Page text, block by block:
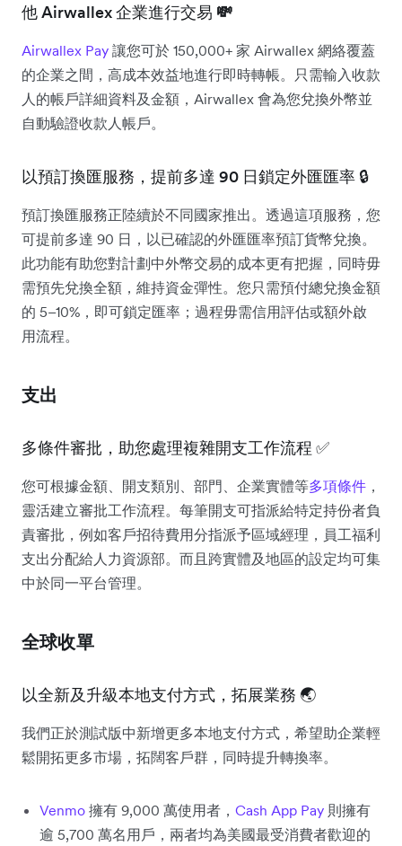
他 Airwallex 企業進行交易 💸
Airwallex Pay 讓您可於 150,000+ 家 Airwallex 網絡覆蓋
的企業之間，高成本效益地進行即時轉帳。只需輸入收款
人的帳戶詳細資料及金額，Airwallex 會為您兌換外幣並
自動驗證收款人帳戶。
以預訂換匯服務，提前多達 90 日鎖定外匯匯率 🔒
預訂換匯服務正陸續於不同國家推出。透過這項服務，您
可提前多達 90 日，以已確認的外匯匯率預訂貨幣兌換。
此功能有助您對計劃中外幣交易的成本更有把握，同時毋
需預先兌換全額，維持資金彈性。您只需預付總兌換金額
的 5–10%，即可鎖定匯率；過程毋需信用評估或額外啟
用流程。
支出
多條件審批，助您處理複雜開支工作流程 ✅
您可根據金額、開支類別、部門、企業實體等多項條件 ，
靈活建立審批工作流程。每筆開支可指派給特定持份者負
責審批，例如客戶招待費用分指派予區域經理，員工福利
支出分配給人力資源部。而且跨實體及地區的設定均可集
中於同一平台管理。
全球收單
以全新及升級本地支付方式，拓展業務 🌏
我們正於測試版中新增更多本地支付方式，希望助企業輕
鬆開拓更多市場，拓闊客戶群，同時提升轉換率。
Venmo 擁有 9,000 萬使用者， Cash App Pay 則擁有
逾 5,700 萬名用戶，兩者均為美國最受消費者歡迎的